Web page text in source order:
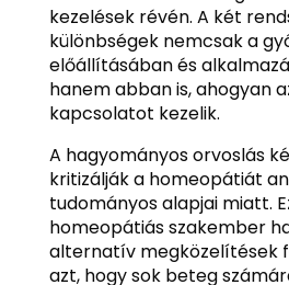
kezelések révén. A két
különbségek nemcsak a
előállításában és
hanem abban is, ahogyan
kapcsolatot kezelik.
A hagyományos orvoslás
kritizálják a homeopátiát
tudományos alapjai miatt.
homeopátiás szakember
alternatív megközelítések
azt, hogy sok beteg